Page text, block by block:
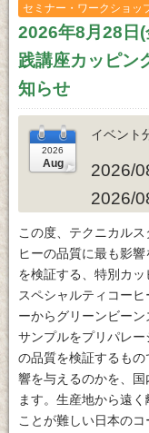
セミナー・ワークショッ
2026年8月28日
践講座カッピン
知らせ
イベント
2026/
2026/
この度、テクニカル
ヒーの品質に最も影
を検証する、特別カ
スペシャルティコー
ーからグリーンビー
サンプルをプリパレ
の品質を検証するも
響を与えるのかを、
ます。生産地から遠
ことが難しい日本の